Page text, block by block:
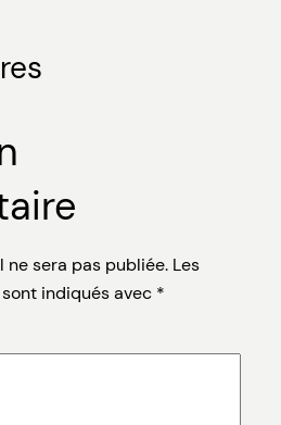
sera pas publiée. Les
indiqués avec *